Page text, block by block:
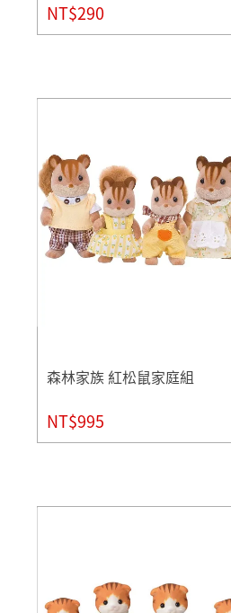
NT$290
森林家族 紅松鼠家庭組
NT$995